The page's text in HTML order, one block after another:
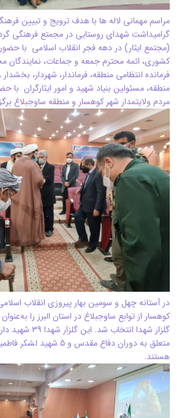
مراسم مهمانی لاله ها با هدف ترویج و تبیین
گرامیداشت شهدای روستایی در مجمتع فرهنگی
(مجتمع ایثار) در دهه فجر انقلاب اسلامی با
کشوری، ائمه محترم جمعه و جماعات، نمایندگان
فرمانده انتظامی منطقه، فرماندار، شهردار،
منطقه، مسئولین بنیاد شهید و امور ایثارگران با
مردم ولایتمدار شهر کوهسار و منطقه ساوجبلاغ
در آستانه چهل و سومین بهار پیروزی انقلاب
کوهسار از توابع ساوجبلاغ در استان البرز را
متعلق به دوران دفاع مقدس و 5
هستند.